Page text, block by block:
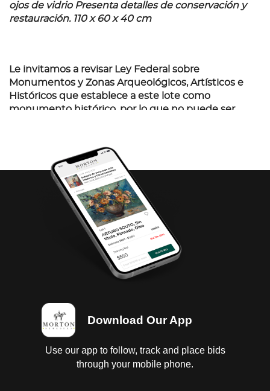
ojos de vidrio Presenta detalles de conservación y
restauración. 110 x 60 x 40 cm
Le invitamos a revisar Ley Federal sobre
Monumentos y Zonas Arqueológicos, Artísticos e
Históricos que establece a este lote como
monumento histórico, por lo que no puede ser
Download Our App
Use our app to follow, track and place bids
through your mobile phone.